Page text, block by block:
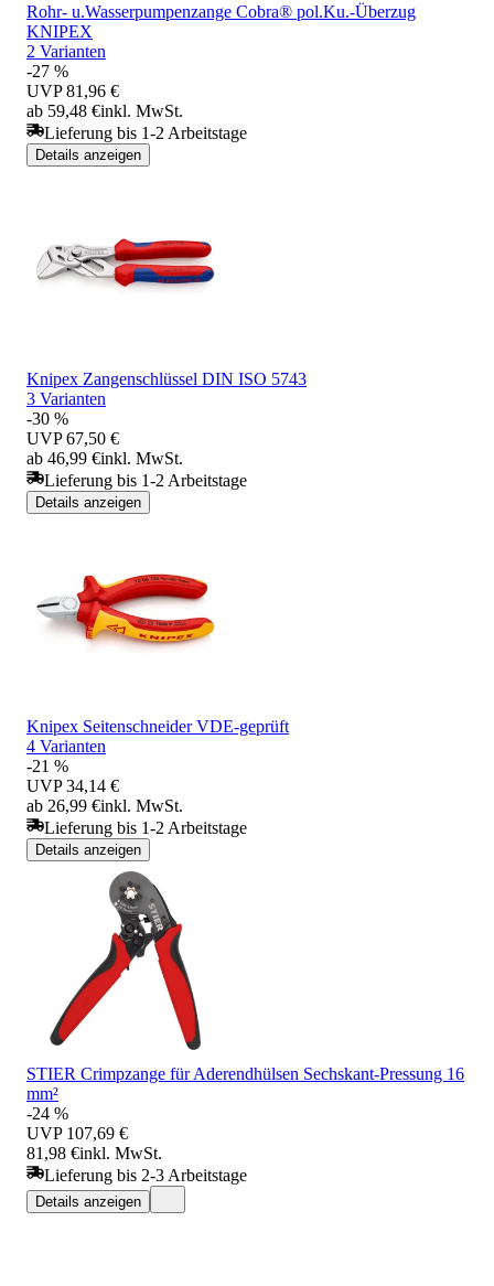
Rohr- u.Wasserpumpenzange Cobra® pol.Ku.-Überzug
KNIPEX
2 Varianten
-27 %
UVP 81,96 €
ab 59,48 €inkl. MwSt.
Lieferung bis 1-2 Arbeitstage
Details anzeigen
Knipex Zangenschlüssel DIN ISO 5743
3 Varianten
-30 %
UVP 67,50 €
ab 46,99 €inkl. MwSt.
Lieferung bis 1-2 Arbeitstage
Details anzeigen
Knipex Seitenschneider VDE-geprüft
4 Varianten
-21 %
UVP 34,14 €
ab 26,99 €inkl. MwSt.
Lieferung bis 1-2 Arbeitstage
Details anzeigen
STIER Crimpzange für Aderendhülsen Sechskant-Pressung 16
mm²
-24 %
UVP 107,69 €
81,98 €inkl. MwSt.
Lieferung bis 2-3 Arbeitstage
Details anzeigen